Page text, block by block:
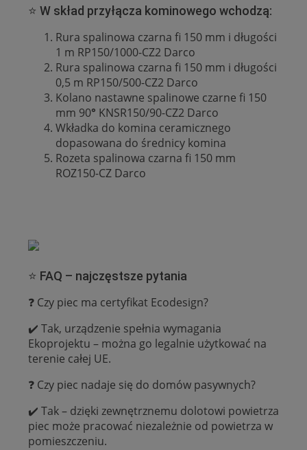
⭐ W skład przyłącza kominowego wchodzą:
Rura spalinowa czarna fi 150 mm i długości
1 m RP150/1000-CZ2 Darco
Rura spalinowa czarna fi 150 mm i długości
0,5 m RP150/500-CZ2 Darco
Kolano nastawne spalinowe czarne fi 150
mm 90° KNSR150/90-CZ2 Darco
Wkładka do komina ceramicznego
dopasowana do średnicy komina
Rozeta spalinowa czarna fi 150 mm
ROZ150-CZ Darco
⭐ FAQ – najczęstsze pytania
❓ Czy piec ma certyfikat Ecodesign?
✔️ Tak, urządzenie spełnia wymagania
Ekoprojektu – można go legalnie użytkować na
terenie całej UE.
❓ Czy piec nadaje się do domów pasywnych?
✔️ Tak – dzięki zewnętrznemu dolotowi powietrza
piec może pracować niezależnie od powietrza w
pomieszczeniu.